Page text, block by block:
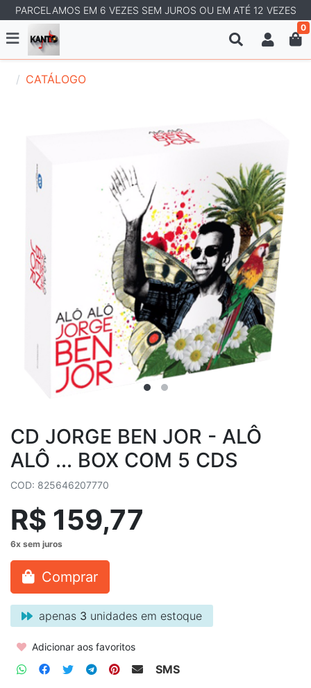
PARCELAMOS EM 6 VEZES SEM JUROS OU EM ATÉ 12 VEZES
0
CATÁLOGO
CD JORGE BEN JOR - ALÔ
ALÔ ... BOX COM 5 CDS
COD: 825646207770
R$ 159,77
Comprar
apenas 3 unidades em estoque
Adicionar aos favoritos
SMS